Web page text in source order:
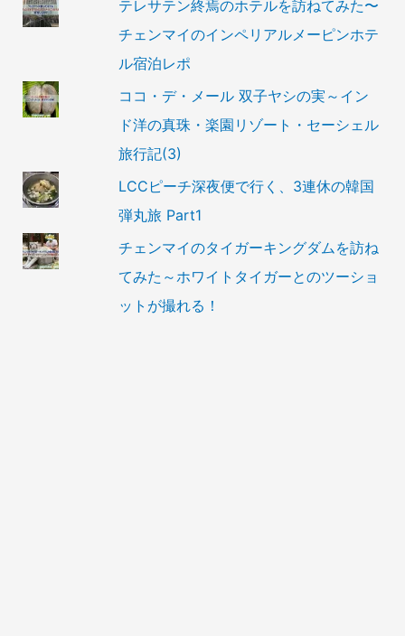
テレサテン終焉のホテルを訪ねてみた〜
チェンマイのインペリアルメーピンホテ
ル宿泊レポ
ココ・デ・メール 双子ヤシの実～イン
ド洋の真珠・楽園リゾート・セーシェル
旅行記(3)
LCCピーチ深夜便で行く、3連休の韓国
弾丸旅 Part1
チェンマイのタイガーキングダムを訪ね
てみた～ホワイトタイガーとのツーショ
ットが撮れる！